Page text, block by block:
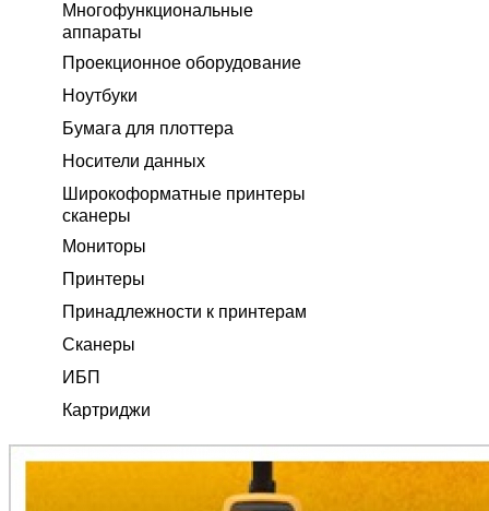
Многофункциональные
аппараты
Проекционное оборудование
Ноутбуки
Бумага для плоттера
Носители данных
Широкоформатные принтеры
сканеры
Мониторы
Принтеры
Принадлежности к принтерам
Сканеры
ИБП
Картриджи